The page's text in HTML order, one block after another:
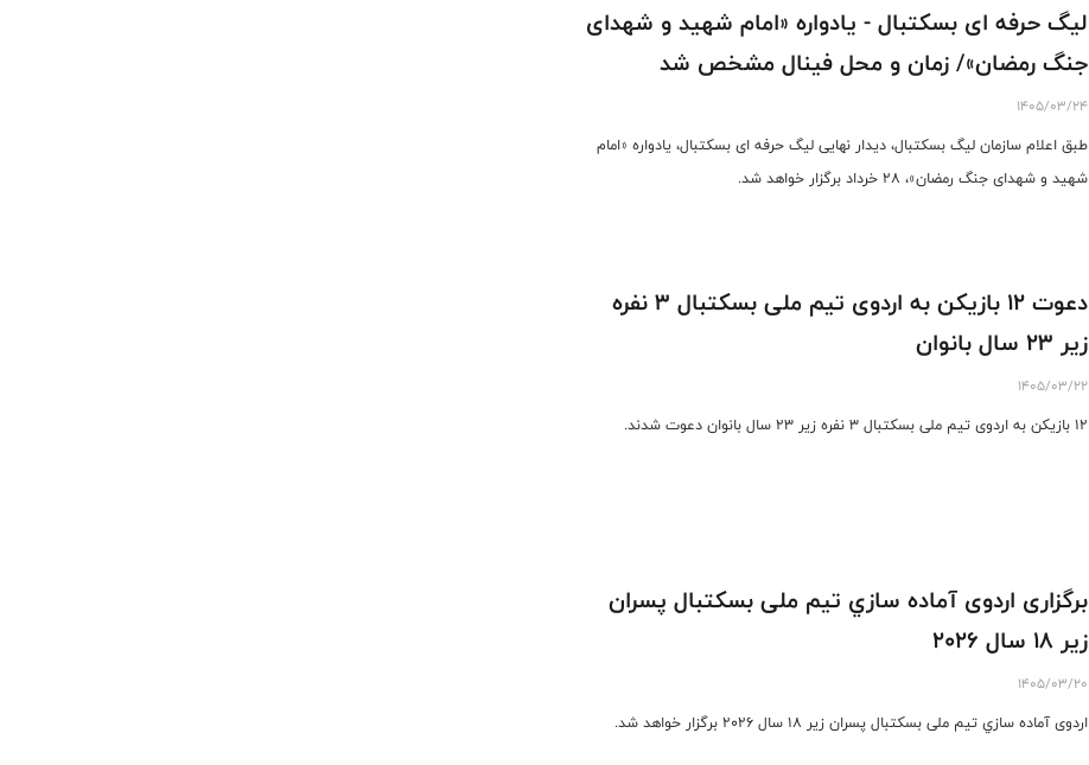
لیگ حرفه ای بسکتبال - یادواره «امام شهید و شهدای
جنگ رمضان»/ زمان و محل فینال مشخص شد
1405/03/24
طبق اعلام سازمان لیگ بسکتبال، دیدار نهایی لیگ حرفه ای بسکتبال، یادواره «امام
شهید و شهدای جنگ رمضان»، ۲۸ خرداد برگزار خواهد شد.
دعوت ۱۲ بازیکن به اردوی تیم ملی بسکتبال ۳ نفره
زیر ۲۳ سال بانوان
1405/03/22
۱۲ بازیکن به اردوی تیم ملی بسکتبال ۳ نفره زیر ۲۳ سال بانوان دعوت شدند.
ﺑﺮﮔﺰﺍﺭﯼ ﺍﺭﺩﻭﯼ ﺁﻣﺎﺩﻩ ﺳﺎﺯﻱ ﺗﻴﻢ ﻣﻠﯽ ﺑﺴﮑﺘﺒﺎﻝ ﭘﺴﺮﺍﻥ
ﺯﯾﺮ ۱٨ ﺳﺎﻝ ۲۰۲٦
1405/03/20
ﺍﺭﺩﻭﯼ ﺁﻣﺎﺩﻩ ﺳﺎﺯﻱ ﺗﻴﻢ ﻣﻠﯽ ﺑﺴﮑﺘﺒﺎﻝ ﭘﺴﺮﺍﻥ ﺯﯾﺮ ۱٨ ﺳﺎﻝ ۲۰۲٦ برگزار خواهد شد.